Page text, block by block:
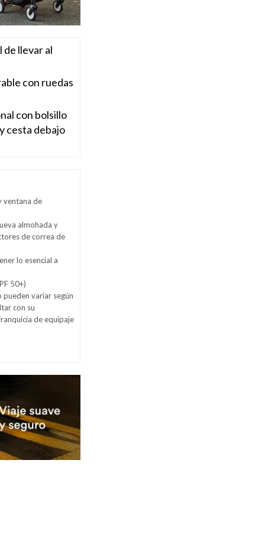
de llevar al
con ruedas
con bolsillo
cesta debajo
ventana de
almohada y
de correa de
lo esencial a
50+)
pueden variar según
con su
de equipaje